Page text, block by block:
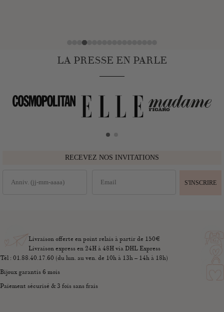
LA PRESSE EN PARLE
RECEVEZ NOS INVITATIONS
S'INSCRIRE
Livraison offerte en point relais à partir de 150€
Livraison express en 24H à 48H via DHL Express
Tél : 01.88.40.17.60 (du lun. au ven. de 10h à 13h – 14h à 18h)
Bijoux garantis 6 mois
Paiement sécurisé & 3 fois sans frais